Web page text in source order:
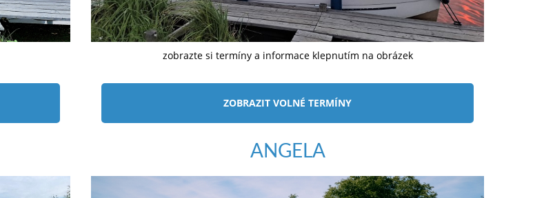
zobrazte si termíny a informace klepnutím na obrázek
ZOBRAZIT VOLNÉ TERMÍNY
ANGELA